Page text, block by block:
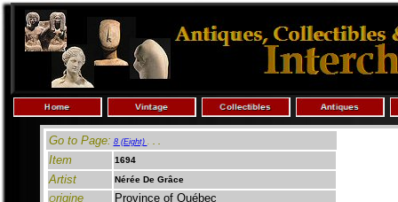
Go to Page: 8 (Eight) .
Item 1694
Artist
Nérée De Grâce
Origine
Province of Québec